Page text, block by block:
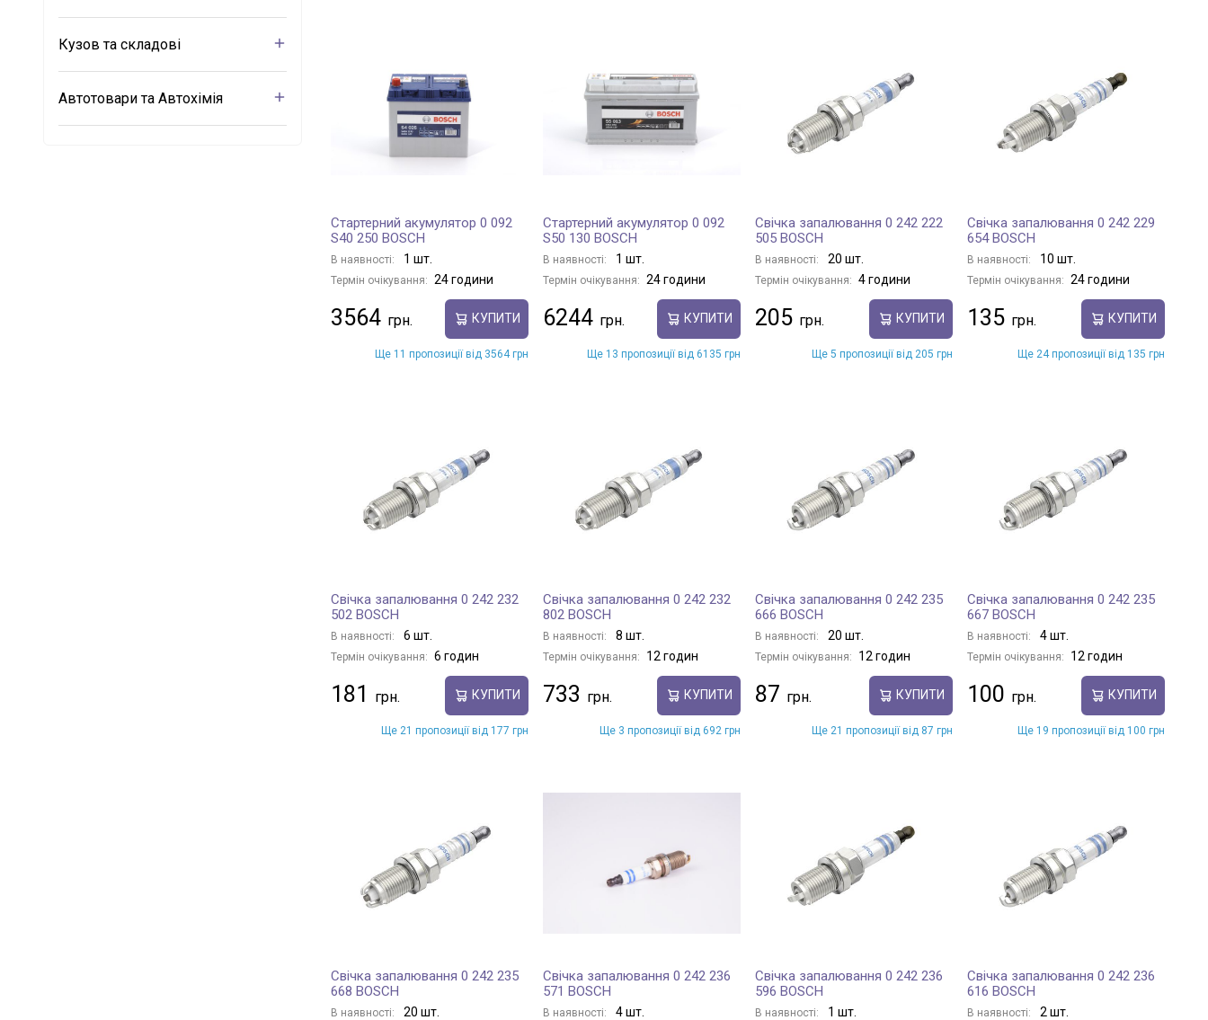
Кузов та складові
Автотовари та Автохімія
Стартерний акумулятор 0 092
S40 250 BOSCH
В наявності: 1 шт.
Термін очікування: 24 години
3564 КУПИТИ
Ще 11 пропозиції від 3564 грн
Стартерний акумулятор 0 092
S50 130 BOSCH
В наявності: 1 шт.
Термін очікування: 24 години
6244 КУПИТИ
Ще 13 пропозиції від 6135 грн
Свічка запалювання 0 242 222
505 BOSCH
В наявності: 20 шт.
Термін очікування: 4 години
205 КУПИТИ
Ще 5 пропозиції від 205 грн
Свічка запалювання 0 242 229
654 BOSCH
В наявності: 10 шт.
Термін очікування: 24 години
135 КУПИТИ
Ще 24 пропозиції від 135 грн
Свічка запалювання 0 242 232
502 BOSCH
В наявності: 6 шт.
Термін очікування: 6 годин
181 КУПИТИ
Ще 21 пропозиції від 177 грн
Свічка запалювання 0 242 232
802 BOSCH
В наявності: 8 шт.
Термін очікування: 12 годин
733 КУПИТИ
Ще 3 пропозиції від 692 грн
Свічка запалювання 0 242 235
666 BOSCH
В наявності: 20 шт.
Термін очікування: 12 годин
87 КУПИТИ
Ще 21 пропозиції від 87 грн
Свічка запалювання 0 242 235
667 BOSCH
В наявності: 4 шт.
Термін очікування: 12 годин
100 КУПИТИ
Ще 19 пропозиції від 100 грн
Свічка запалювання 0 242 235
668 BOSCH
В наявності: 20 шт.
Свічка запалювання 0 242 236
571 BOSCH
В наявності: 4 шт.
Свічка запалювання 0 242 236
596 BOSCH
В наявності: 1 шт.
Свічка запалювання 0 242 236
616 BOSCH
В наявності: 2 шт.